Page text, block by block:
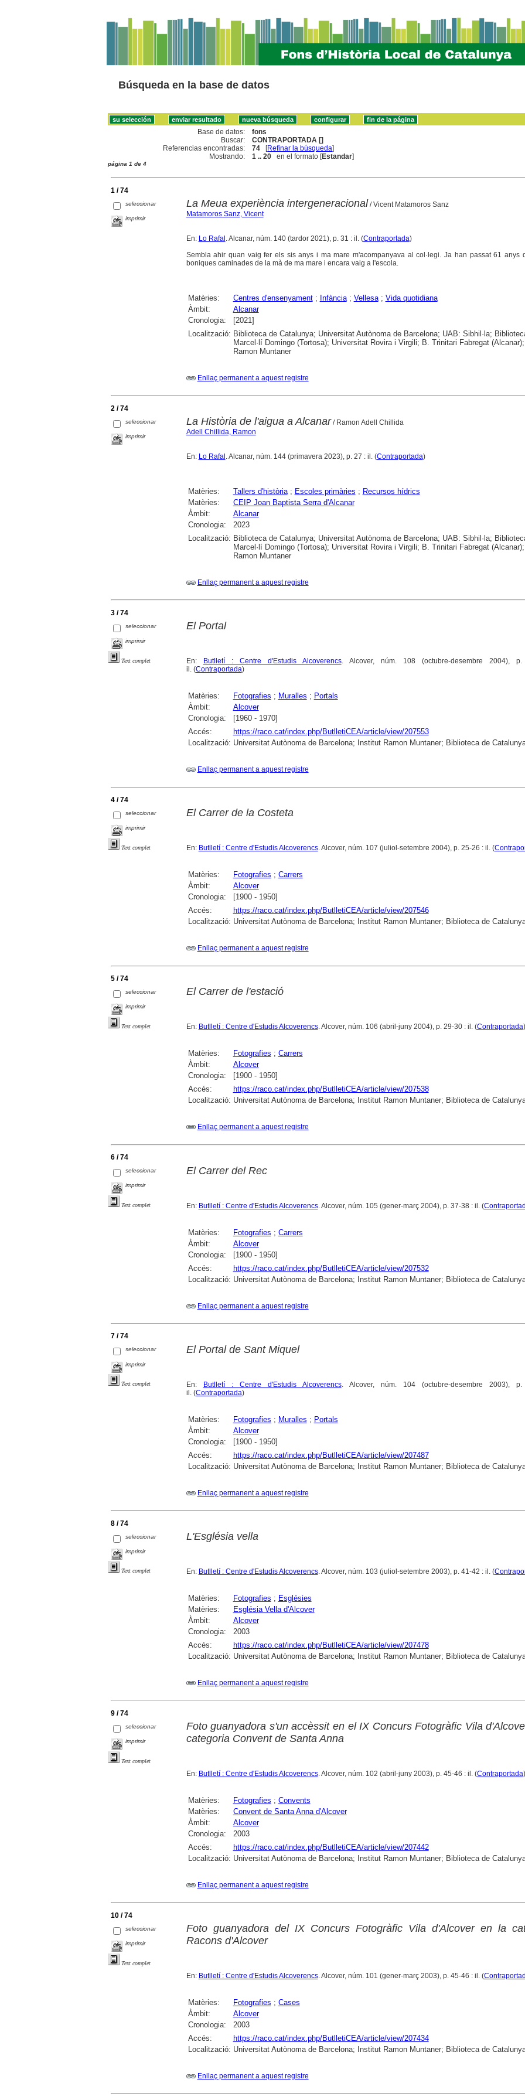
Búsqueda en la base de datos
Base de datos:
fons
Buscar:
CONTRAPORTADA []
Referencias encontradas:
74 [Refinar la búsqueda]
Mostrando:
1 .. 20 en el formato [Estandar]
página 1 de 4
1 / 74
seleccionar
imprimir
La Meua experiència intergeneracional/ Vicent Matamoros Sanz
Matamoros Sanz, Vicent
En: Lo Rafal. Alcanar, núm. 140 (tardor 2021), p. 31 : il. (Contraportada)
Sembla ahir quan vaig fer els sis anys i ma mare m'acompanyava al col·legi. Ja han passat 61 anys
boniques caminades de la mà de ma mare i encara vaig a l'escola.
Matèries: Centres d'ensenyament; Infància; Vellesa; Vida quotidiana
Àmbit:
Alcanar
Cronologia:
[2021]
Localització: Biblioteca de Catalunya; Universitat Autònoma de Barcelona; UAB: Sibhil·la;
Marcel·lí Domingo (Tortosa); Universitat Rovira i Virgili; B. Trinitari Fabregat
Ramon Muntaner
Enllaç permanent a aquest registre
2 / 74
seleccionar
imprimir
La Història de l'aigua a Alcanar/ Ramon Adell Chillida
Adell Chillida, Ramon
En: Lo Rafal . Alcanar, núm. 144 (primavera 2023), p. 27 : il. (Contraportada)
Matèries: Tallers d'història; Escoles primàries ; Recursos hídrics
Matèries:
CEIP Joan Baptista Serra d'Alcanar
Àmbit:
Alcanar
Cronologia:
2023
Localització: Biblioteca de Catalunya; Universitat Autònoma de Barcelona; UAB: Sibhil·la;
Marcel·lí Domingo (Tortosa); Universitat Rovira i Virgili; B. Trinitari Fabregat
Ramon Muntaner
Enllaç permanent a aquest registre
3 / 74
seleccionar
imprimir
Text complet
El Portal
En: Butlletí : Centre d'Estudis Alcoverencs. Alcover, núm. 108 (octubre-desembre 2004),
il. (Contraportada)
Matèries: Fotografies ; Muralles ; Portals
Àmbit:
Alcover
Cronologia:
[1960 - 1970]
Accés:
https://raco.cat/index.php/ButlletiCEA/article/view/207553
Localització: Universitat Autònoma de Barcelona; Institut Ramon Muntaner; Biblioteca de
Enllaç permanent a aquest registre
4 / 74
seleccionar
imprimir
Text complet
El Carrer de la Costeta
En: Butlletí : Centre d'Estudis Alcoverencs. Alcover, núm. 107 (juliol-setembre 2004), p. 25-26 : il. (
Matèries: Fotografies ; Carrers
Àmbit:
Alcover
Cronologia:
[1900 - 1950]
Accés:
https://raco.cat/index.php/ButlletiCEA/article/view/207546
Localització: Universitat Autònoma de Barcelona; Institut Ramon Muntaner; Biblioteca de
Enllaç permanent a aquest registre
5 / 74
seleccionar
imprimir
Text complet
El Carrer de l'estació
En: Butlletí : Centre d'Estudis Alcoverencs. Alcover, núm. 106 (abril-juny 2004), p. 29-30 : il. (Contraportada)
Matèries: Fotografies ; Carrers
Àmbit:
Alcover
Cronologia:
[1900 - 1950]
Accés:
https://raco.cat/index.php/ButlletiCEA/article/view/207538
Localització: Universitat Autònoma de Barcelona; Institut Ramon Muntaner; Biblioteca de
Enllaç permanent a aquest registre
6 / 74
seleccionar
imprimir
Text complet
El Carrer del Rec
En: Butlletí : Centre d'Estudis Alcoverencs. Alcover, núm. 105 (gener-març 2004), p. 37-38 : il. (
Matèries: Fotografies ; Carrers
Àmbit:
Alcover
Cronologia:
[1900 - 1950]
Accés:
https://raco.cat/index.php/ButlletiCEA/article/view/207532
Localització: Universitat Autònoma de Barcelona; Institut Ramon Muntaner; Biblioteca de
Enllaç permanent a aquest registre
7 / 74
seleccionar
imprimir
Text complet
El Portal de Sant Miquel
En: Butlletí : Centre d'Estudis Alcoverencs. Alcover, núm. 104 (octubre-desembre 2003),
il. (Contraportada)
Matèries: Fotografies ; Muralles ; Portals
Àmbit:
Alcover
Cronologia:
[1900 - 1950]
Accés:
https://raco.cat/index.php/ButlletiCEA/article/view/207487
Localització: Universitat Autònoma de Barcelona; Institut Ramon Muntaner; Biblioteca de
Enllaç permanent a aquest registre
8 / 74
seleccionar
imprimir
Text complet
L'Església vella
En: Butlletí : Centre d'Estudis Alcoverencs. Alcover, núm. 103 (juliol-setembre 2003), p. 41-42 : il. (
Matèries: Fotografies ; Esglésies
Matèries:
Església Vella d'Alcover
Àmbit:
Alcover
Cronologia:
2003
Accés:
https://raco.cat/index.php/ButlletiCEA/article/view/207478
Localització: Universitat Autònoma de Barcelona; Institut Ramon Muntaner; Biblioteca de
Enllaç permanent a aquest registre
9 / 74
seleccionar
imprimir
Text complet
Foto guanyadora s'un accèssit en el IX Concurs Fotogràfic Vila
categoria Convent de Santa Anna
En: Butlletí : Centre d'Estudis Alcoverencs. Alcover, núm. 102 (abril-juny 2003), p. 45-46 : il. (Contraportada)
Matèries: Fotografies ; Convents
Matèries:
Convent de Santa Anna d'Alcover
Àmbit:
Alcover
Cronologia:
2003
Accés:
https://raco.cat/index.php/ButlletiCEA/article/view/207442
Localització: Universitat Autònoma de Barcelona; Institut Ramon Muntaner; Biblioteca de
Enllaç permanent a aquest registre
10 / 74
seleccionar
imprimir
Text complet
Foto guanyadora del IX Concurs Fotogràfic Vila d'Alcover en la
Racons d'Alcover
En: Butlletí : Centre d'Estudis Alcoverencs. Alcover, núm. 101 (gener-març 2003), p. 45-46 : il. (
Matèries: Fotografies ; Cases
Àmbit:
Alcover
Cronologia:
2003
Accés:
https://raco.cat/index.php/ButlletiCEA/article/view/207434
Localització: Universitat Autònoma de Barcelona; Institut Ramon Muntaner; Biblioteca de
Enllaç permanent a aquest registre